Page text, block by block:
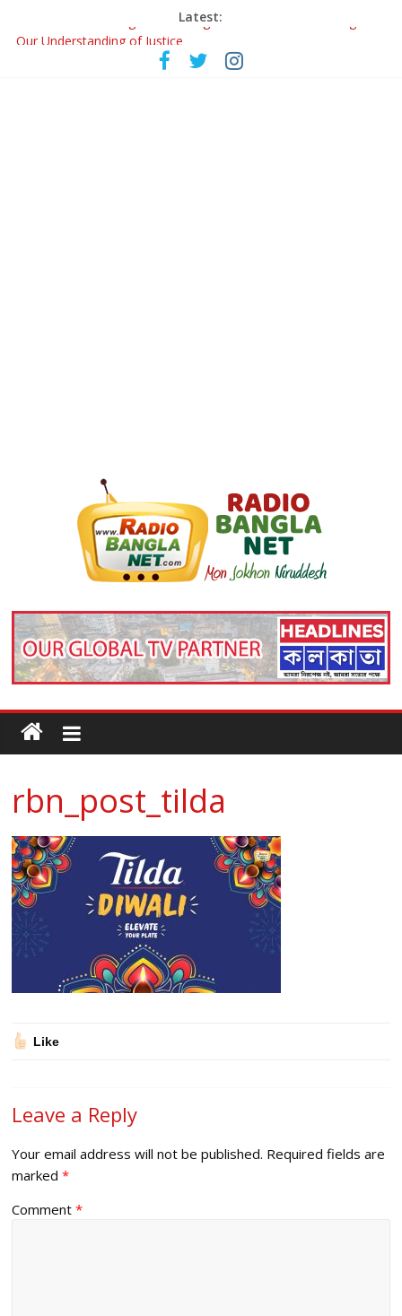
Latest:
Retribution: A Thought-Provoking Short Film That Challenges
Our Understanding of Justice
‘ফুল পিসি ও এডওয়ার্ড’-এর ‘চলে যেও না’ গানে কলকাতা পেল নতুন সুরের তারকা অনস্মিতা ঘোষ
rbn_post_tilda
Like
Leave a Reply
Your email address will not be published. Required fields are
marked*
Comment*